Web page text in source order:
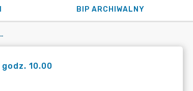
BIP ARCHIWALNY
2022 R. O GODZ. 10.00
10.00